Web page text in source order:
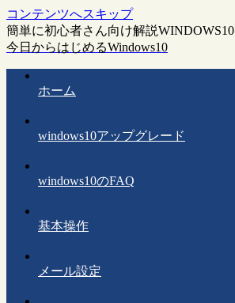
コンテンツへスキップ
簡単に初心者さん向け解説WINDOWS10
今日からはじめるWindows10
ホーム
windows10アップグレード
windows10のFAQ
基本操作
メール設定